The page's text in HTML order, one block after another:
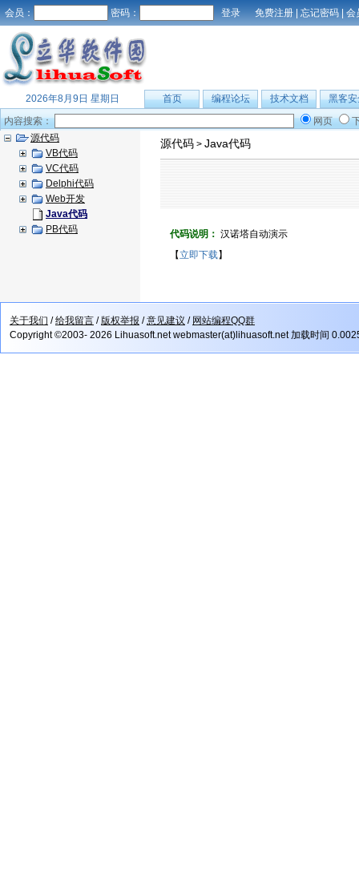
会员： 密码： 免费注册 | 忘记密码 | 会
2026年8月9日 星期日 首页 编程论坛 技术文档
黑客安
内容搜索：
网页
源代码
VB代码
VC代码
Delphi代码
Web开发
Java代码
PB代码
源代码 > Java代码
代码说明： 汉诺塔自动演示
【立即下载】
关于我们 /给我留言 /版权举报 /意见建议 / 网站编程QQ群
Copyright ©2003- 2026 Lihuasoft.net webmaster(at)lihuasoft.net 加载时间